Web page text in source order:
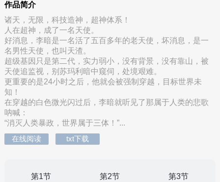
作品简介
诸天，无限，科技造神，超神体系！
人在超神，成了一名天使。
好消息，李暗是一名活了五百多年的老天使，坏消息，是一
名男性天使，也叫天渣。
超级基因只是第二代，实力弱小，没有背景，没有靠山，被
天使追监视，别苏玛利暗中窥伺，处境艰难。
更重要的是24小时之后，他就会被强制穿越，目标世界未
知！
在穿越的白色微光闪过后，李暗就听见了那属于人类的悲歌
呐喊：
“消灭人类暴政，世界属于三体！”...
在线阅读
txt下载
第1节 第2节
第3节